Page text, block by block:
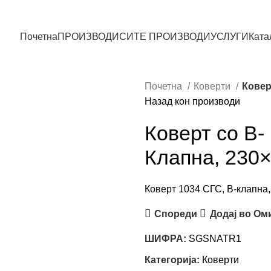
ПочетнаПРОИЗВОДИСИТЕ ПРОИЗВОДИУСЛУГИ
Почетна Коверти
Назад кон производи
Коверт со В-
Клапна,
Коверт 1034 СГС, В-
Спореди Додај во
ШИФРА: SGSNATR1
Категорија: Коверти